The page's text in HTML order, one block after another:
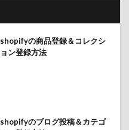
shopifyの商品登録＆コレクシ
ョン登録方法
shopifyのブログ投稿＆カテゴ